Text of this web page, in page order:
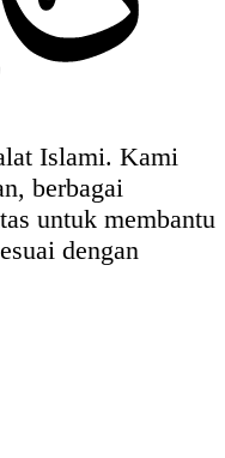
Islami. Kami
berbagai
untuk membantu
dengan